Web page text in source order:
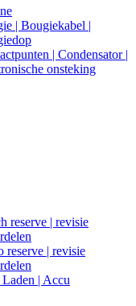
| Bougiekabel |
| Condensator |
onsteking
reserve | revisie
reserve | revisie
| Accu